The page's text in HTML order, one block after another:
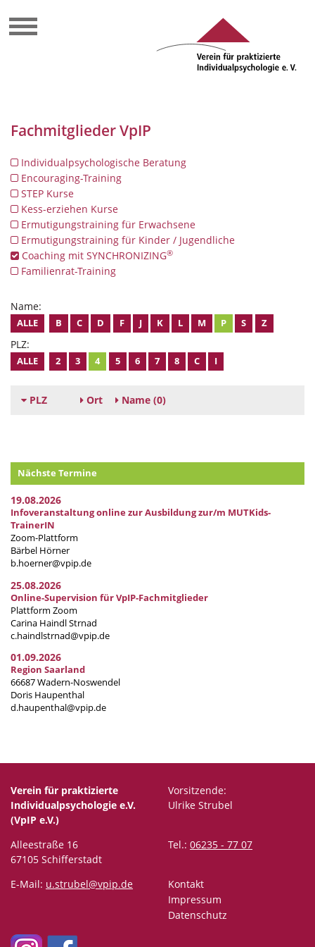
Fachmitglieder VpIP
Individualpsychologische Beratung
Encouraging-Training
STEP Kurse
Kess-erziehen Kurse
Ermutigungstraining für Erwachsene
Ermutigungstraining für Kinder / Jugendliche
Coaching mit SYNCHRONIZING®
Familienrat-Training
Name:
ALLE B C D F J K L M P S Z
PLZ:
ALLE 2 3 4 5 6 7 8 C I
PLZ Ort Name (0)
Nächste Termine
19.08.2026
Infoveranstaltung online zur Ausbildung zur/m MUTKids-
TrainerIN
Zoom-Plattform
Bärbel Hörner
b.hoerner@vpip.de
25.08.2026
Online-Supervision für VpIP-Fachmitglieder
Plattform Zoom
Carina Haindl Strnad
c.haindlstrnad@vpip.de
01.09.2026
Region Saarland
66687 Wadern-Noswendel
Doris Haupenthal
d.haupenthal@vpip.de
Verein für praktizierte
Individualpsychologie e.V.
(VpIP e.V.)
Vorsitzende:
Ulrike Strubel
Alleestraße 16
67105 Schifferstadt
Tel.: 06235 - 77 07
E-Mail: u.strubel@vpip.de
Kontakt
Impressum
Datenschutz